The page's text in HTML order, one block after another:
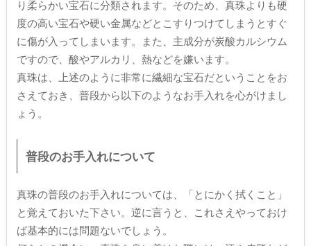
り柔らかい宝石に分類されます。そのため、真珠よりも硬
度の高い宝石や硬い金属などとこすりつけてしまうとすぐ
に傷が入ってしまいます。また、主成分が炭酸カルシウム
ですので、酸やアルカリ、熱などを嫌います。
真珠は、上述のように非常に繊細な宝石だということをお
さえておき、普段から以下のようなお手入れを心がけまし
ょう。
普段のお手入れについて
真珠の普段のお手入れについては、「とにかく拭くこと」
と覚えておいた下さい。逆に言うと、これさえやっておけ
ば基本的には問題ないでしょう。